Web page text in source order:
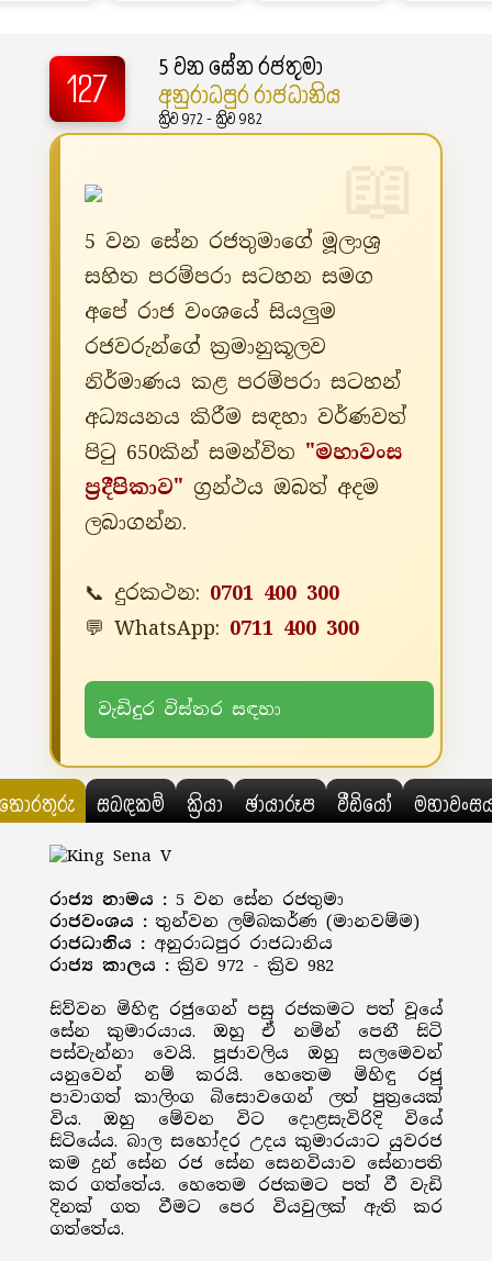
127
5 වන සේන රජතුමා
අනුරාධපුර රාජධානිය
ක්‍රිව 972 - ක්‍රිව 982
5 වන සේන රජතුමාගේ මූලාශ්‍ර
සහිත පරම්පරා සටහන සමග
අපේ රාජ වංශයේ සියලුම
රජවරුන්ගේ ක්‍රමානුකූලව
නිර්මාණය කළ පරම්පරා සටහන්
අධ්‍යයනය කිරීම සඳහා වර්ණවත්
පිටු 650කින් සමන්විත "මහාවංස
ප්‍රදීපිකාව" ග්‍රන්ථය ඔබත් අදම
ලබාගන්න.
📞 දුරකථන: 0701 400 300
💬 WhatsApp: 0711 400 300
වැඩිදුර විස්තර සඳහා
සබඳකම් ක්‍රියා ඡායාරූප වීඩියෝ
රාජ්‍ය නාමය : 5 වන සේන රජතුමා
රාජවංශය : තුන්වන ලම්බකර්ණ (මානවම්ම)
රාජධානිය : අනුරාධපුර රාජධානිය
රාජ්‍ය කාලය : ක්‍රිව 972 - ක්‍රිව 982
සිව්වන මිහිඳු රජුගෙන් පසු රජකමට පත් වූයේ
සේන කුමාරයාය. ඔහු ඒ නමින් පෙනී සිටි
පස්වැන්නා වෙයි. පූජාවලිය ඔහු සලමෙවන්
යනුවෙන් නම් කරයි. හෙතෙම මිහිඳු රජු
පාවාගත් කාලිංග බිසොවගෙන් ලත් පුත්‍රයෙක්
විය. ඔහු මේවන විට දොළසැවිරිදි වියේ
සිටියේය. බාල සහෝදර උදය කුමාරයාට යුවරජ
කම දුන් සේන රජ සේන සෙනවියාව සේනාපති
කර ගත්තේය. හෙතෙම රජකමට පත් වී වැඩි
දිනක් ගත වීමට පෙර වියවුලක් ඇති කර
ගත්තේය.